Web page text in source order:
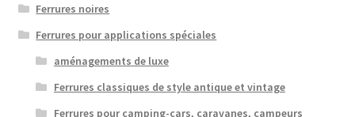
Ferrures noires
Ferrures pour applications spéciales
aménagements de luxe
Ferrures classiques de style antique et vintage
Ferrures pour camping-cars, caravanes, campeurs